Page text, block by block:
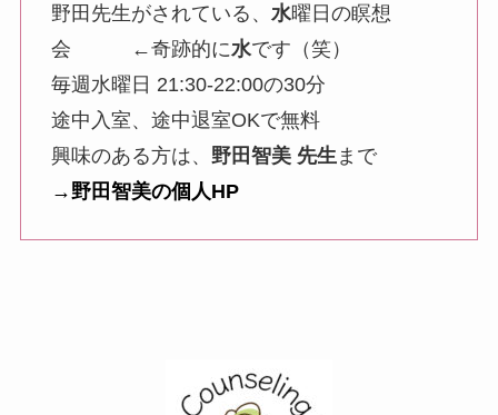
野田先生がされている、 水曜日の瞑想
会 ←奇跡的に水です（笑）
毎週水曜日 21:30-22:00の30分
途中入室、途中退室OKで無料
興味のある方は、 野田智美 先生 まで
→野田智美の個人HP